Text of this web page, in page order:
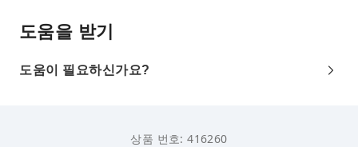
넨 서비스가 갖추어져 있어 보다 쾌적한 숙박을 경험할 수 있
는 TV와 같은 다양한 편의 시설을 통해 다양한 객실 내 엔터테
도움을 받기
도움이 필요하신가요?
상품 번호: 416260